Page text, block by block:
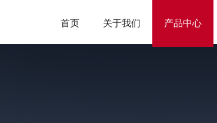
首页 关于我们 产品中心